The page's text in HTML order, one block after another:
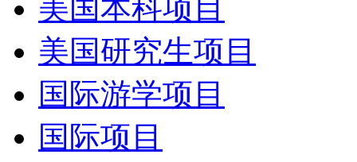
美国本科项目
美国研究生项目
国际游学项目
国际项目